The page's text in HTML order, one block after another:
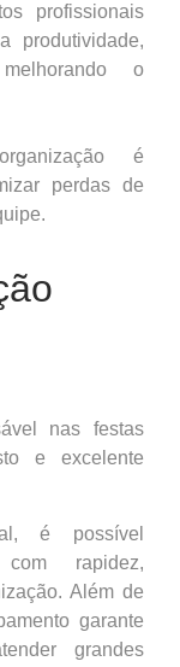
profissionais
produtividade,
o
é
perdas de
nas festas
e excelente
é possível
rapidez,
Além de
garante
grandes